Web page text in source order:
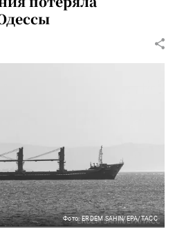
Фото: ERDEM SAHIN/EPA/ТАСС